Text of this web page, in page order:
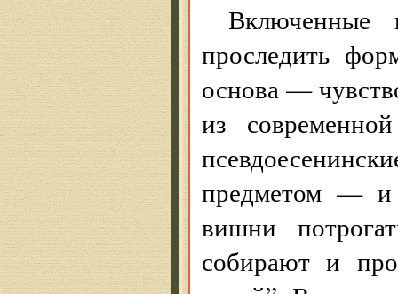
Включенные
проследить
основа —
из
предметом — и
вишни
собирают и